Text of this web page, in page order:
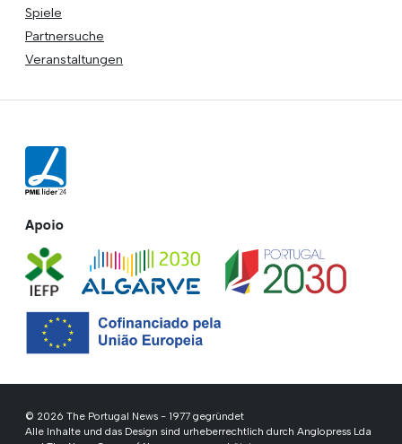
Spiele
Partnersuche
Veranstaltungen
Apoio
© 2026 The Portugal News - 1977 gegründet
Alle Inhalte und das Design sind urheberrechtlich durch Anglopress Lda